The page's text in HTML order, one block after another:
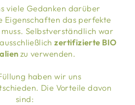
viele Gedanken darüber
Eigenschaften das perfekte
Selbstverständlich war
zertifizierte BIO
zu verwenden.
haben wir uns
Die Vorteile davon
sind: